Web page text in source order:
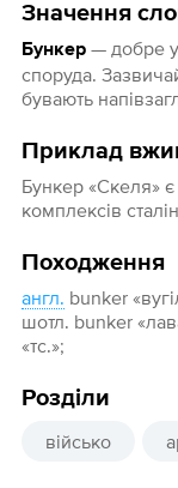
Значення
Бункер— добре
споруда.
бувають
Приклад
Бункер «Скеля»
комплексів
Походження
англ. bunker
шотл. bunker
«тс.»;
Розділи
військо